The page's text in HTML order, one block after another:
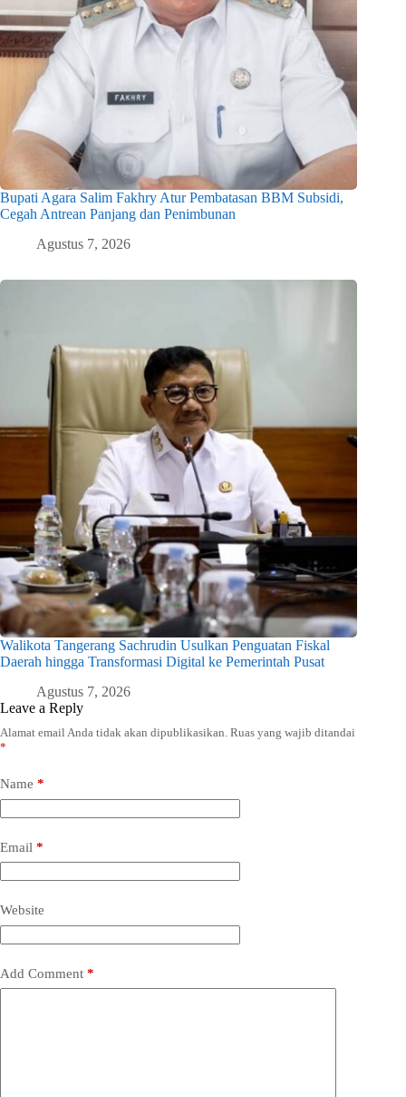
Bupati Agara Salim Fakhry Atur Pembatasan BBM Subsidi,
Cegah Antrean Panjang dan Penimbunan
Agustus 7, 2026
Walikota Tangerang Sachrudin Usulkan Penguatan Fiskal
Daerah hingga Transformasi Digital ke Pemerintah Pusat
Agustus 7, 2026
Leave a Reply
Alamat email Anda tidak akan dipublikasikan. Ruas yang wajib ditandai
*
Name *
Email *
Website
Add Comment *